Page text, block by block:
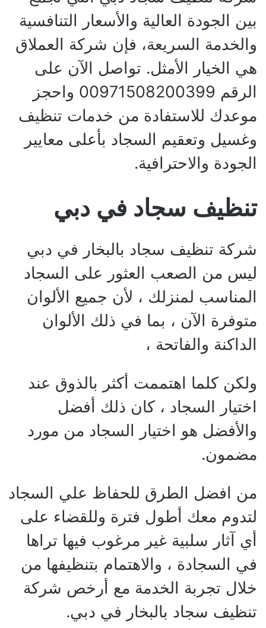
بين الجودة العالية والأسعار التنافسية
والخدمة السريعة، فإن شركة العملاق
هي الخيار الأمثل. تواصل الآن على
الرقم 00971508200399 واحجز
موعدك للاستفادة من خدمات تنظيف
وغسيل وتعقيم السجاد بأعلى معايير
الجودة والاحترافية.
تنظيف سجاد في دبي
شركة تنظيف سجاد بالبخار في دبي
ليس من الصعب العثور على السجاد
المناسب لمنزلك ، لأن جميع الألوان
متوفرة الآن ، بما في ذلك الألوان
الداكنة والفاتحة ،
ولكن كلما اهتممت أكثر بالذوق عند
اختيار السجاد ، كان ذلك أفضل
والأفضل هو اختيار السجاد من مورد
مضمون.
من افضل الطرق للحفاظ علي السجاد
لتدوم معك أطول فترة وللقضاء على
أي آثار سلبية غير مرغوب فيها تراها
في السجادة ، والاهتمام بتنظيفها من
خلال تجربة الخدمة مع أرخص شركة
تنظيف سجاد بالبخار في دبي.